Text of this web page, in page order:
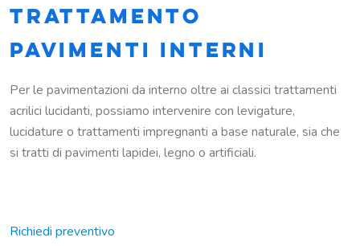
TRATTAMENTO
PAVIMENTI INTERNI
Per le pavimentazioni da interno oltre ai classici trattamenti
acrilici lucidanti, possiamo intervenire con levigature,
lucidature o trattamenti impregnanti a base naturale, sia che
si tratti di pavimenti lapidei, legno o artificiali.
Richiedi preventivo